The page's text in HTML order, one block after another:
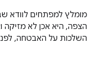
מומלץ למפתחים לוודא
הצפה, היא אכן לא מזיקה
השלכות על האבטחה,